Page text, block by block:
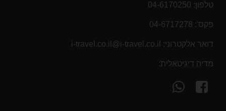
טלפון: 04-6170250
פקס': 04-6717278
דואר אלקטרוני: i-travel.co.il@i-travel.co.il
מדיה דיגיטאלית:
עקוב
אחרינו